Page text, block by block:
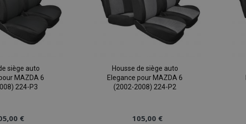
siège auto
MAZDA 6
224-P3
€
Housse de siège auto
Elegance pour MAZDA 6
(2002-2008) 224-P2
105,00 €